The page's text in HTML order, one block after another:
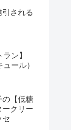
引される
ン】
ール）
の【低糖
ークリー
セ